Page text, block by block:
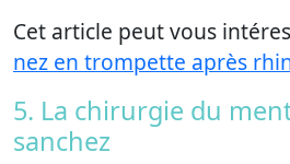
Cet article peut vous
nez en trompette après
5. La chirurgie du
sanchez